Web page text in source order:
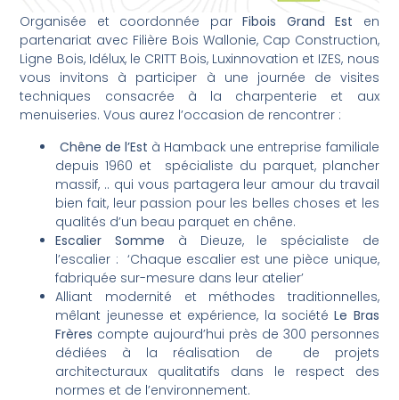
Organisée et coordonnée parFibois Grand Est en
partenariat avec Filière Bois Wallonie, Cap Construction,
Ligne Bois, Idélux, le CRITT Bois, Luxinnovation et IZES, nous
vous invitons à participer à une journée de visites
techniques consacrée à la charpenterie et aux
menuiseries. Vous aurez l’occasion de rencontrer :
Chêne de l’Est à Hamback une entreprise familiale
depuis 1960 et spécialiste du parquet, plancher
massif, .. qui vous partagera leur amour du travail
bien fait, leur passion pour les belles choses et les
qualités d’un beau parquet en chêne.
Escalier Somme à Dieuze, le spécialiste de
l’escalier : ‘Chaque escalier est une pièce unique,
fabriquée sur-mesure dans leur atelier’
Alliant modernité et méthodes traditionnelles,
mêlant jeunesse et expérience, la sociétéLe Bras
Frères compte aujourd’hui près de 300 personnes
dédiées à la réalisation de de projets
architecturaux qualitatifs dans le respect des
normes et de l’environnement.